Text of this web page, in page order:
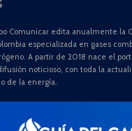
Comunicar edita anualmente la
especializada en gases
A partir de 2018 nace el
noticioso, con toda la
de la energía.